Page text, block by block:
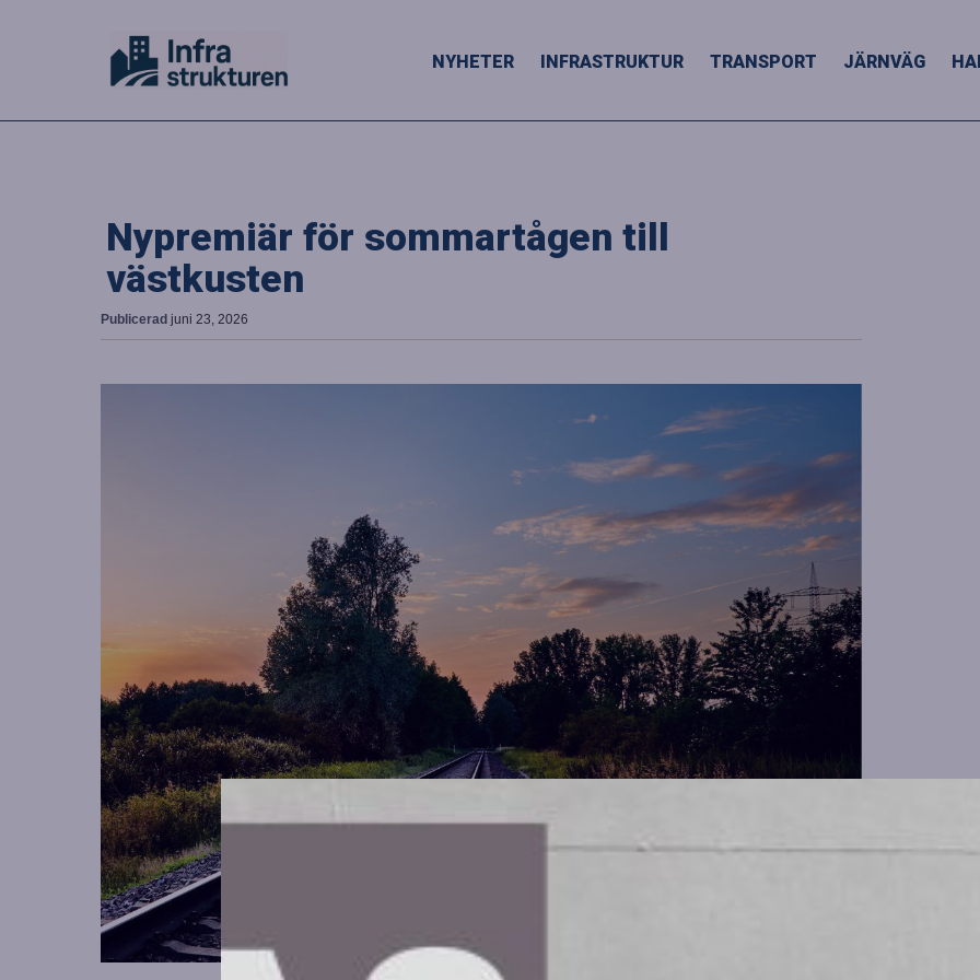
NYHETER INFRASTRUKTUR TRANSPORT JÄRNVÄG
Nypremiär för sommartågen till
västkusten
Publicerad juni 23, 2026